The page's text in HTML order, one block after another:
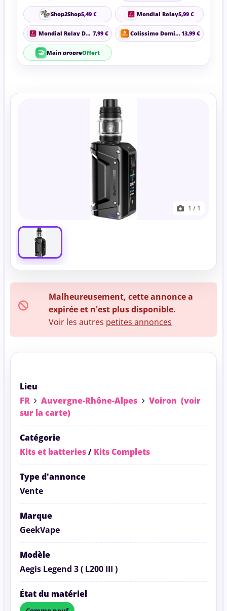
Shop2Shop5,49 € Mondial Relay5,99 €
Mondial Relay Domicile 7,99 € Colissimo Domicile 13,99 €
🤝 Main propreOffert
1 / 1
Malheureusement, cette annonce a
expirée et n'est plus disponible.
Voir les autres petites annonces
Lieu
FR
Auvergne-Rhône-Alpes Voiron (voir
sur la carte)
Catégorie
Kits et batteries/ Kits Complets
Type d'annonce
Vente
Marque
GeekVape
Modèle
Aegis Legend 3 ( L200 III )
État du matériel